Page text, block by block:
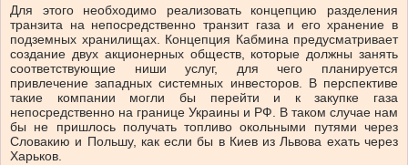
Для этого необходимо реализовать концепцию разделения
транзита на непосредственно транзит газа и его хранение в
подземных хранилищах. Концепция Кабмина предусматривает
создание двух акционерных обществ, которые должны занять
соответствующие ниши услуг, для чего планируется
привлечение западных системных инвесторов. В перспективе
такие компании могли бы перейти и к закупке газа
непосредственно на границе Украины и РФ. В таком случае нам
бы не пришлось получать топливо окольными путями через
Словакию и Польшу, как если бы в Киев из Львова ехать через
Харьков.